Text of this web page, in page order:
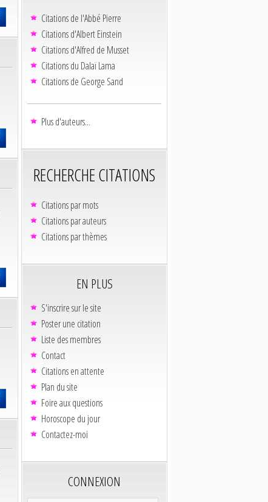
Citations de l'Abbé Pierre
Citations d'Albert Einstein
Citations d'Alfred de Musset
Citations du Dalaï Lama
Citations de George Sand
Plus d'auteurs...
RECHERCHE CITATIONS
Citations par mots
Citations par auteurs
Citations par thèmes
EN PLUS
S'inscrire sur le site
Poster une citation
Liste des membres
Contact
Citations en attente
Plan du site
Foire aux questions
Horoscope du jour
Contactez-moi
CONNEXION